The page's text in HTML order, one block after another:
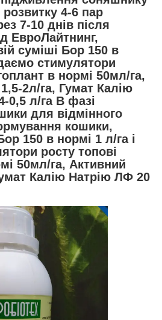
4-6 пар
7-10 днів після
ЕвроЛайтнинг,
суміші Бор 150 в
стимулятори
в нормі 50мл/га,
2л/га, Гумат Калію
0,5 л/га В фазі
для відмінного
кошики,
150 в нормі 1 л/га і
росту топові
50мл/га, Активний
Калію Натрію ЛФ 20